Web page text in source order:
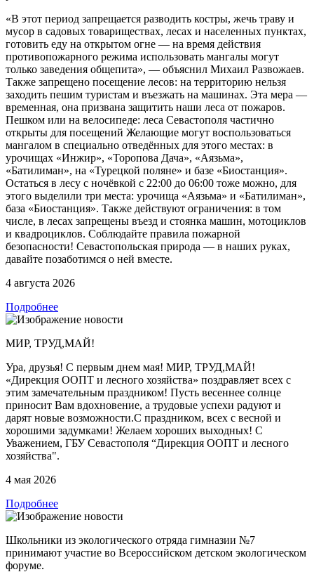
«В этот период запрещается разводить костры, жечь траву и
мусор в садовых товариществах, лесах и населенных пунктах,
готовить еду на открытом огне — на время действия
противопожарного режима использовать мангалы могут
только заведения общепита», — объяснил Михаил Развожаев.
Также запрещено посещение лесов: на территорию нельзя
заходить пешим туристам и въезжать на машинах. Эта мера —
временная, она призвана защитить наши леса от пожаров.
Пешком или на велосипеде: леса Севастополя частично
открыты для посещений Желающие могут воспользоваться
мангалом в специально отведённых для этого местах: в
урочищах «Инжир», «Торопова Дача», «Аязьма»,
«Батилиман», на «Турецкой поляне» и базе «Биостанция».
Остаться в лесу с ночёвкой с 22:00 до 06:00 тоже можно, для
этого выделили три места: урочища «Аязьма» и «Батилиман»,
база «Биостанция». Также действуют ограничения: в том
числе, в лесах запрещены въезд и стоянка машин, мотоциклов
и квадроциклов. Соблюдайте правила пожарной
безопасности! Севастопольская природа — в наших руках,
давайте позаботимся о ней вместе.
4 августа 2026
Подробнее
МИР, ТРУД,МАЙ!
Ура, друзья! С первым днем мая! МИР, ТРУД,МАЙ!
«Дирекция ООПТ и лесного хозяйства» поздравляет всех с
этим замечательным праздником! Пусть весеннее солнце
приносит Вам вдохновение, а трудовые успехи радуют и
дарят новые возможности.С праздником, всех с весной и
хорошими задумками! Желаем хороших выходных! С
Уважением, ГБУ Севастополя “Дирекция ООПТ и лесного
хозяйства".
4 мая 2026
Подробнее
Школьники из экологического отряда гимназии №7
принимают участие во Всероссийском детском экологическом
форуме.